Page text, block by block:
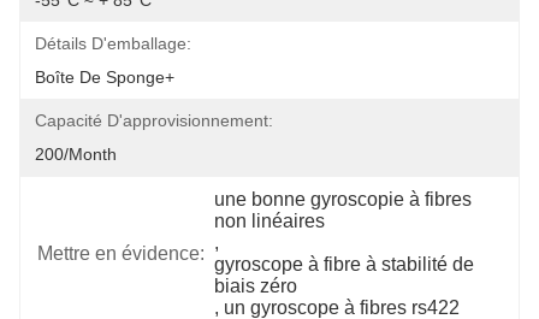
Détails D'emballage:
Boîte De Sponge+
Capacité D'approvisionnement:
200/month
Mettre en évidence:
une bonne gyroscopie à fibres
non linéaires
,
gyroscope à fibre à stabilité de
biais zéro
, un gyroscope à fibres rs422